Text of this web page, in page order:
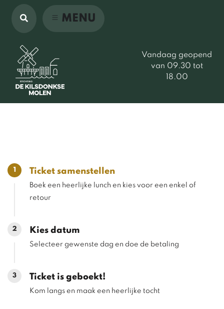
MENU
Vandaag geopend
van 09.30 tot
18.00
1 Ticket samenstellen
Boek een heerlijke lunch en kies voor een enkel of
retour
2 Kies datum
Selecteer gewenste dag en doe de betaling
3 Ticket is geboekt!
Kom langs en maak een heerlijke tocht